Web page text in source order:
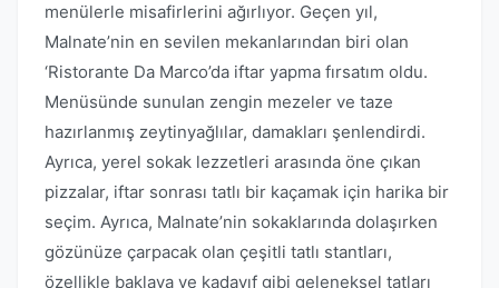
menülerle misafirlerini ağırlıyor. Geçen yıl,
Malnate’nin en sevilen mekanlarından biri olan
‘Ristorante Da Marco’da iftar yapma fırsatım oldu.
Menüsünde sunulan zengin mezeler ve taze
hazırlanmış zeytinyağlılar, damakları şenlendirdi.
Ayrıca, yerel sokak lezzetleri arasında öne çıkan
pizzalar, iftar sonrası tatlı bir kaçamak için harika bir
seçim. Ayrıca, Malnate’nin sokaklarında dolaşırken
gözünüze çarpacak olan çeşitli tatlı stantları,
özellikle baklava ve kadayıf gibi geleneksel tatları